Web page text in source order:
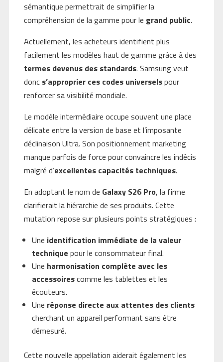
sémantique permettrait de simplifier la
compréhension de la gamme pour le grand public.
Actuellement, les acheteurs identifient plus
facilement les modèles haut de gamme grâce à des
termes devenus des standards. Samsung veut
donc s’approprier ces codes universelspour
renforcer sa visibilité mondiale.
Le modèle intermédiaire occupe souvent une place
délicate entre la version de base et l’imposante
déclinaison Ultra. Son positionnement marketing
manque parfois de force pour convaincre les indécis
malgré d’excellentes capacités techniques.
En adoptant le nom de Galaxy S26 Pro, la firme
clarifierait la hiérarchie de ses produits. Cette
mutation repose sur plusieurs points stratégiques :
Une identification immédiate de la valeur
technique pour le consommateur final.
Une harmonisation complète avec les
accessoirescomme les tablettes et les
écouteurs.
Une réponse directe aux attentes des clients
cherchant un appareil performant sans être
démesuré.
Cette nouvelle appellation aiderait également les